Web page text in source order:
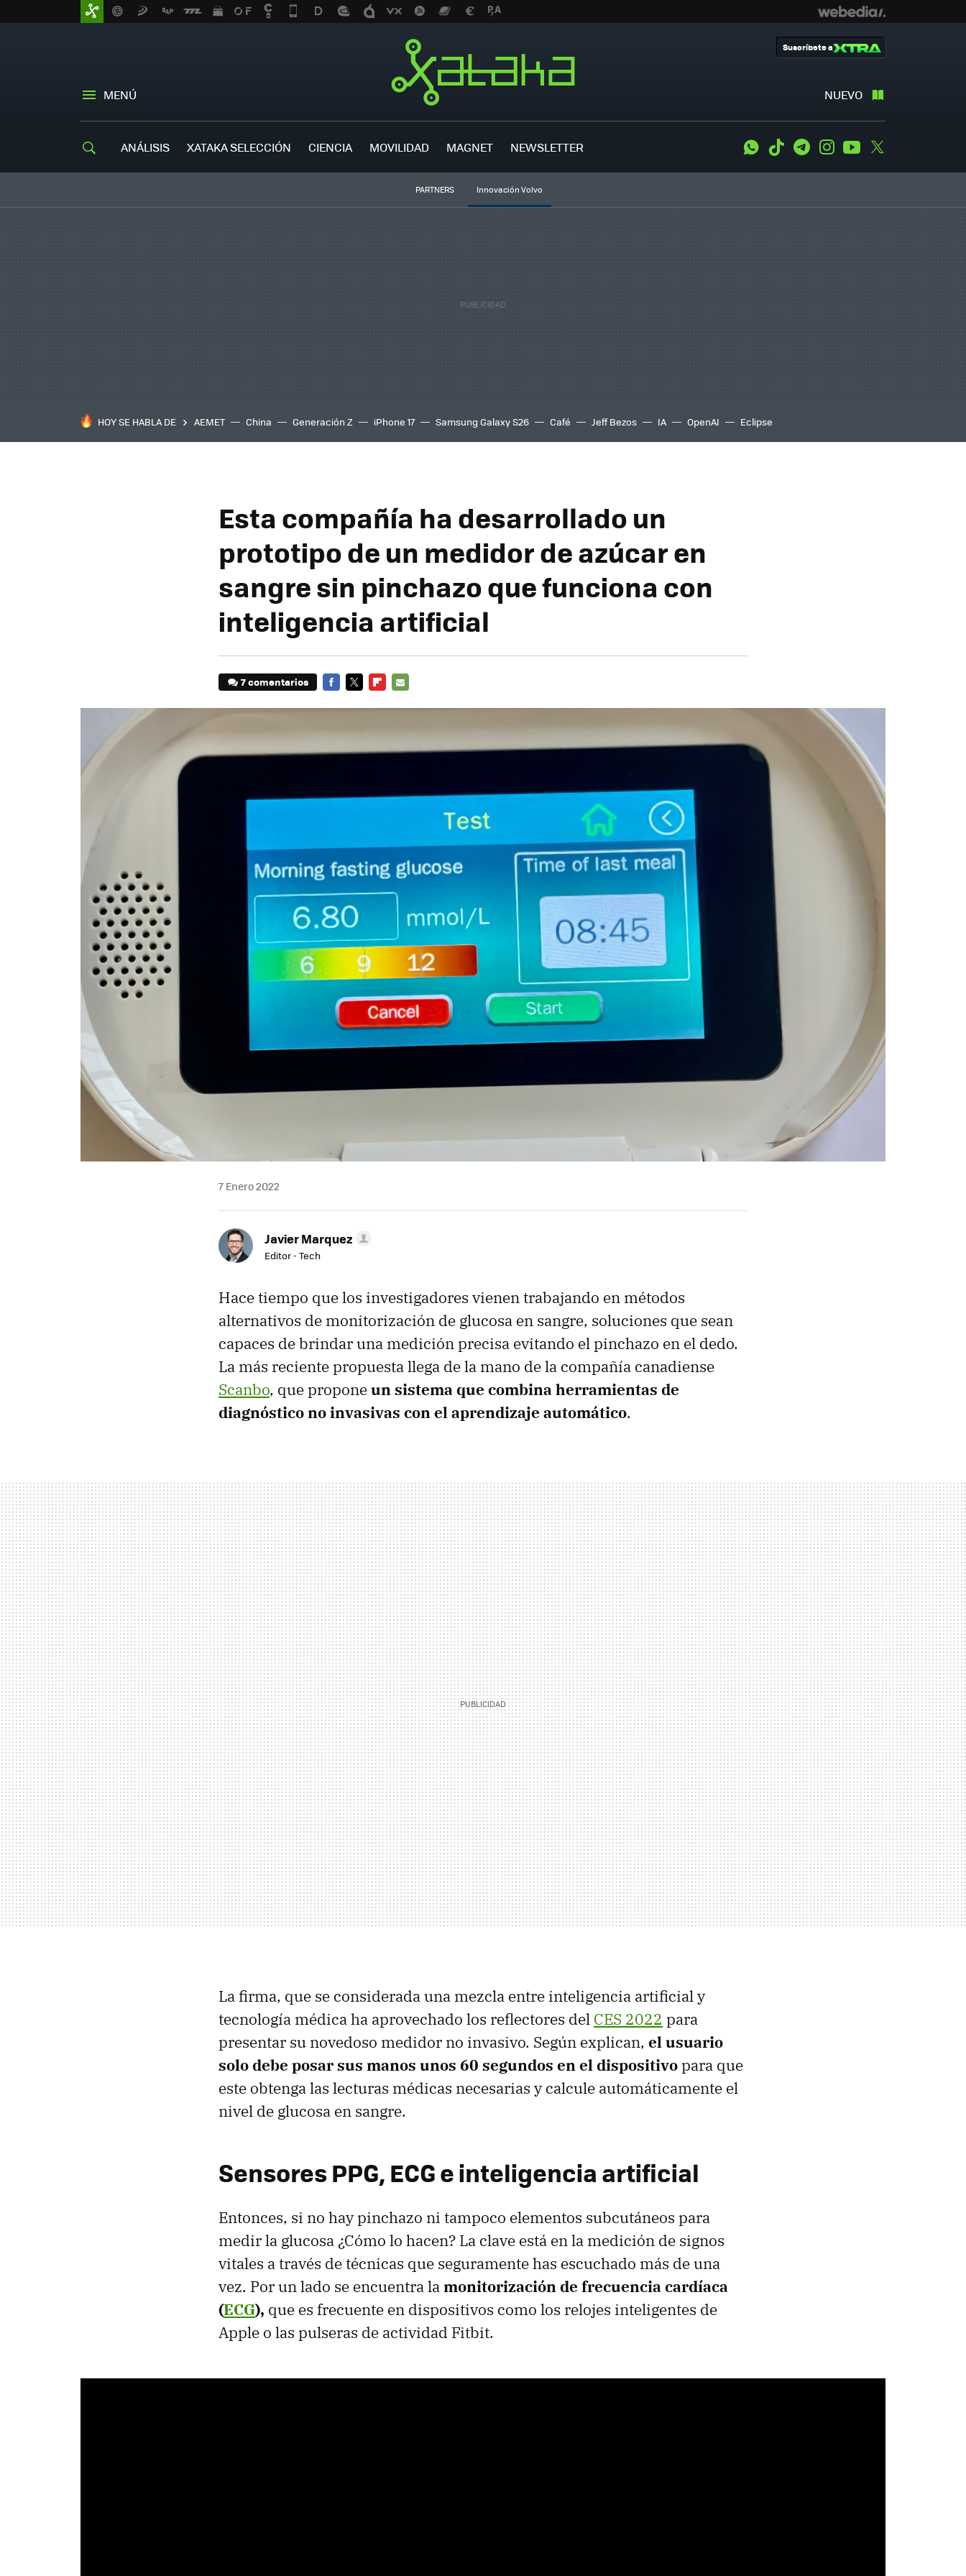
MENÚ NUEVO
Suscríbete a
ANÁLISIS XATAKA SELECCIÓN CIENCIA MOVILIDAD MAGNET NEWSLETTER WhatsApp
Tiktok TelegramInstagramYoutube
PARTNERS Innovación Volvo
HOY SE HABLA DE AEMET China Generación Z iPhone 17 Samsung Galaxy S26 Café Jeff Bezos IA OpenAI Eclipse
Esta compañía ha desarrollado un
prototipo de un medidor de azúcar en
sangre sin pinchazo que funciona con
inteligencia artificial
7 comentarios
7 Enero 2022
Javier Marquez
Editor - Tech
Hace tiempo que los investigadores vienen trabajando en métodos
alternativos de monitorización de glucosa en sangre, soluciones que sean
capaces de brindar una medición precisa evitando el pinchazo en el dedo.
La más reciente propuesta llega de la mano de la compañía canadiense
Scanbo, que proponeun sistema que combina herramientas de
diagnóstico no invasivas con el aprendizaje automático.
La firma, que se considerada una mezcla entre inteligencia artificial y
tecnología médica ha aprovechado los reflectores del CES 2022 para
presentar su novedoso medidor no invasivo. Según explican, el usuario
solo debe posar sus manos unos 60 segundos en el dispositivopara que
este obtenga las lecturas médicas necesarias y calcule automáticamente el
nivel de glucosa en sangre.
Sensores PPG, ECG e inteligencia artificial
Entonces, si no hay pinchazo ni tampoco elementos subcutáneos para
medir la glucosa ¿Cómo lo hacen? La clave está en la medición de signos
vitales a través de técnicas que seguramente has escuchado más de una
vez. Por un lado se encuentra la monitorización de frecuencia cardíaca
(ECG), que es frecuente en dispositivos como los relojes inteligentes de
Apple o las pulseras de actividad Fitbit.